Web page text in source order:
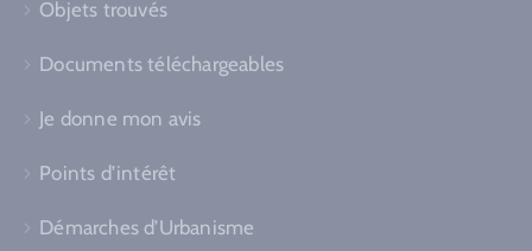
Objets trouvés
Documents téléchargeables
Je donne mon avis
Points d’intérêt
Démarches d’Urbanisme